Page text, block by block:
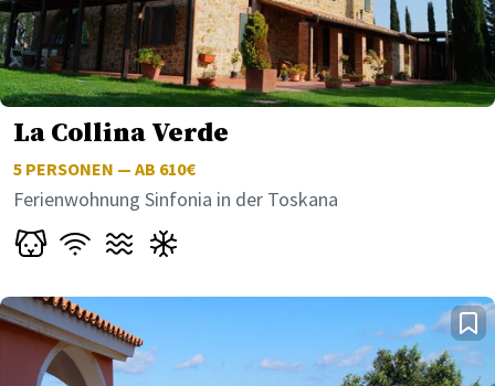
La Collina Verde
5 PERSONEN — AB 610€
Ferienwohnung Sinfonia in der Toskana